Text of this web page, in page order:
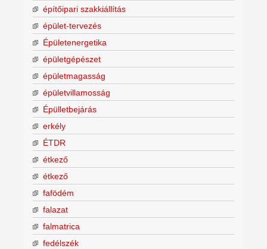
építőipari szakkiállítás
épület-tervezés
Épületenergetika
épületgépészet
épületmagasság
épületvillamosság
Épülletbejárás
erkély
ÉTDR
étkező
étkező
fafödém
falazat
falmatrica
fedélszék